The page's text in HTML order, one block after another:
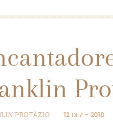
PROTÁZIO 12 DEZ - 2018